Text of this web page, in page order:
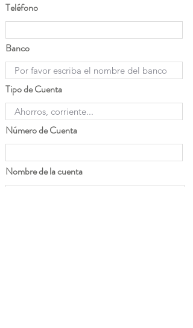
Teléfono
Banco
Tipo de Cuenta
Número de Cuenta
Nombre de la cuenta